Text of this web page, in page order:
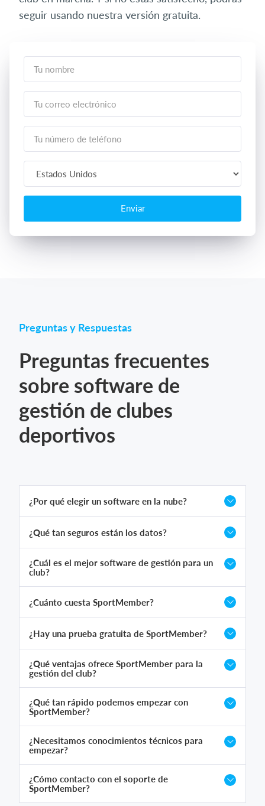
seguir usando nuestra versión gratuita.
Enviar
Preguntas y Respuestas
Preguntas frecuentes
sobre software de
gestión de clubes
deportivos
¿Por qué elegir un software en la nube?
¿Qué tan seguros están los datos?
¿Cuál es el mejor software de gestión para un
club?
¿Cuánto cuesta SportMember?
¿Hay una prueba gratuita de SportMember?
¿Qué ventajas ofrece SportMember para la
gestión del club?
¿Qué tan rápido podemos empezar con
SportMember?
¿Necesitamos conocimientos técnicos para
empezar?
¿Cómo contacto con el soporte de
SportMember?